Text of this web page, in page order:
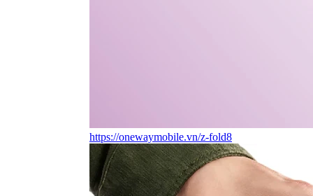
https://onewaymobile.vn/z-fold8